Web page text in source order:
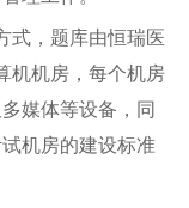
式，题库由恒瑞医
机机房，每个机房
媒体等设备，同
机房的建设标准